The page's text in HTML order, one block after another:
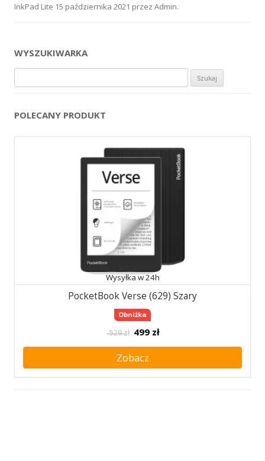
InkPad Lite 15 października 2021 przez Admin.
WYSZUKIWARKA
POLECANY PRODUKT
Wysyłka w 24h
PocketBook Verse (629) Szary
Obniżka
529 zł 499 zł
Zobacz